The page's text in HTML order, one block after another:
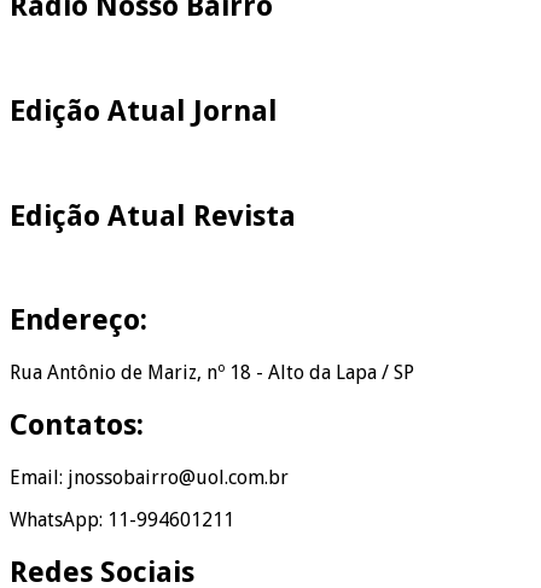
Edição Atual Jornal
Edição Atual Revista
Endereço:
Rua Antônio de Mariz, nº 18 - Alto da Lapa / SP
Contatos:
Email: jnossobairro@uol.com.br
WhatsApp: 11-994601211
Redes Sociais